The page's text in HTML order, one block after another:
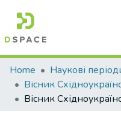
Communities & Collections
All of DSpace
Home